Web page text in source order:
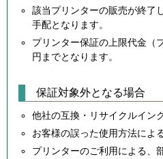
該当プリンターの販売が終了
手配となります。
プリンター保証の上限代金（
円までとなります。
保証対象外となる場合
他社の互換・リサイクルイン
お客様の誤った使用方法によ
プリンターのご利用による、